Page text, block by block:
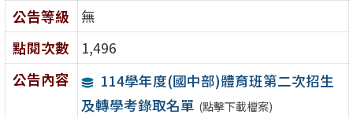
公告等級
無
點閱次數
1,496
公告內容
114學年度(國中部)體育班第二次招生
及轉學考錄取名單 (點擊下載檔案)